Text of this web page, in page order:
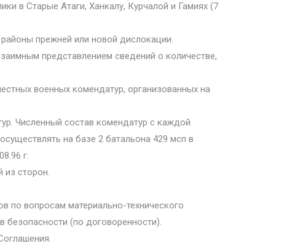
в Старые Атаги, Ханкалу, Курчалой и Гамиях (7
прежней или новой дислокации.
представлением сведений о количестве,
военных комендатур, организованных на
Численный состав комендатур с каждой
на базе 2 батальона 429 мсп в
г.
из сторон.
по вопросам материально-технического
(по договоренности).